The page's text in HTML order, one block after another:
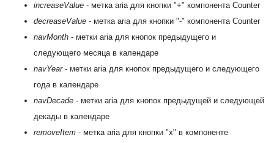
increaseValue - метка aria для кнопки "+" компонента Counter
decreaseValue - метка aria для кнопки "-" компонента Counter
navMonth - метки aria для кнопок предыдущего и
следующего месяца в календаре
navYear- метки aria для кнопок предыдущего и следующего
года в календаре
navDecade - метки aria для кнопок предыдущей и следующей
декады в календаре
removeItem - метка aria для кнопки "x" в компоненте